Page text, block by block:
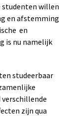
studenten willen
en afstemming
en
is nu namelijk
studeerbaar
zijn qua